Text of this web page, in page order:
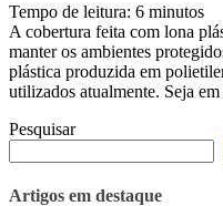
Tempo de leitura: 6 minutos
A cobertura feita com lona
manter os ambientes
plástica produzida em
utilizados atualmente. Seja
Pesquisar
Artigos em destaque